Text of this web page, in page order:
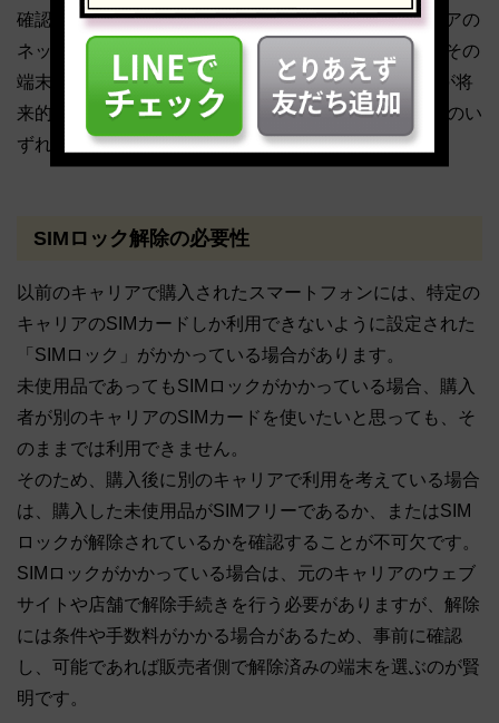
確認方法としては、端末の製造番号（IMEI）をキャリアの
ネットワーク利用制限確認サイトに入力することで、その
端末が「○（利用制限なし）」「△（現在利用可能だが将
来的に×になる可能性あり）」「×（利用制限あり）」のい
ずれの状態にあるかを確認できます。
SIMロック解除の必要性
以前のキャリアで購入されたスマートフォンには、特定の
キャリアのSIMカードしか利用できないように設定された
「SIMロック」がかかっている場合があります。
未使用品であってもSIMロックがかかっている場合、購入
者が別のキャリアのSIMカードを使いたいと思っても、そ
のままでは利用できません。
そのため、購入後に別のキャリアで利用を考えている場合
は、購入した未使用品がSIMフリーであるか、またはSIM
ロックが解除されているかを確認することが不可欠です。
SIMロックがかかっている場合は、元のキャリアのウェブ
サイトや店舗で解除手続きを行う必要がありますが、解除
には条件や手数料がかかる場合があるため、事前に確認
し、可能であれば販売者側で解除済みの端末を選ぶのが賢
明です。